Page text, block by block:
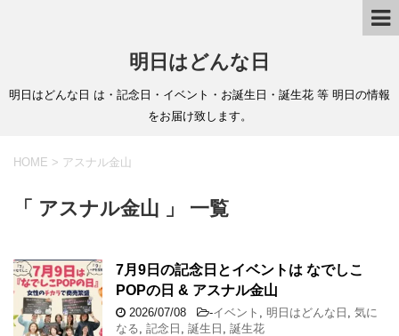
明日はどんな日
明日はどんな日 は・記念日・イベント・お誕生日・誕生花 等 明日の情報
をお届け致します。
HOME > アスナル金山
「 アスナル金山 」 一覧
7月9日の記念日とイベントは なでしこ
POPの日 & アスナル金山
2026/07/08 -イベント 明日はどんな日
気に
なる 記念日 誕生日
誕生花